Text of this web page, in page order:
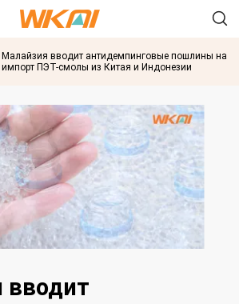
Малайзия вводит антидемпинговые пошлины на
импорт ПЭТ-смолы из Китая и Индонезии
вводит